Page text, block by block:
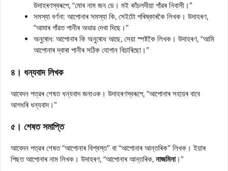
উদাহৰণস্বৰূপে, “মোৰ নাম জন ডে। মই কাঁচলদীয়া গাঁৱৰ নিবাসী।”
সমস্যা বৰ্ণনা: আপোনাৰ সমস্যা কি, সেইটো পৰিষ্কাৰকৈ লিখক। উদাহৰণ,
“আমাৰ গাঁৱত পানীৰ অভাৱ দেখা দিছে।”
অনুৰোধ: আপোনাৰ কি অনুৰোধ আছে, সেয়া স্পষ্টকৈ লিখক। উদাহৰণ, “আমি
আপোনাৰ দ্বাৰা পানীৰ সঠিক যোগান বিচাৰিছো।”
৪। ধন্যবাদ লিখক
আবেদন পত্রৰ শেষত ধন্যবাদ জনাওক। উদাহৰণস্বৰূপে, “আপোনাৰ সহায়ৰ বাবে
আগধৰি ধন্যবাদ।”
৫। শেষত সমাপ্তি
আবেদন পত্রৰ শেষত “আপোনাৰ বিশ্বস্ত” বা “আপোনাৰ আন্তৰিক” লিখক। ইয়াৰ
পিছত আপোনাৰ নাম লিখক। উদাহৰণ, “আপোনাৰ আন্তৰিক, নাজমিনা।”